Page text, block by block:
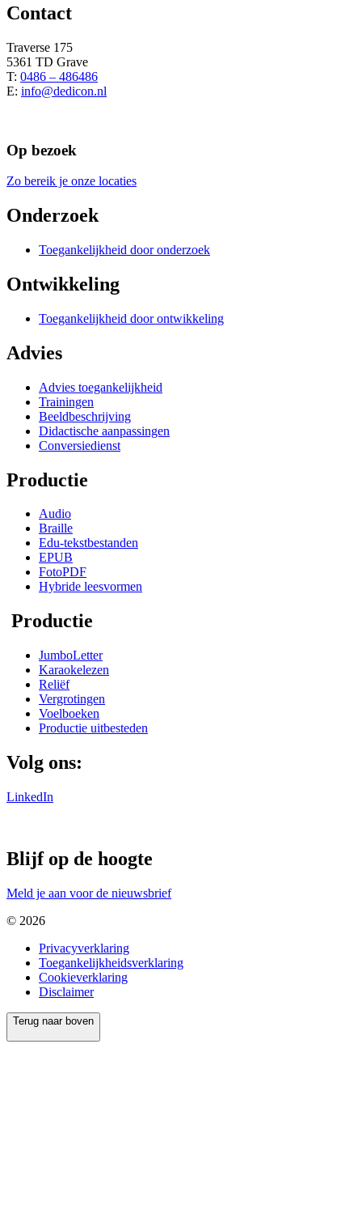
Contact
Traverse 175
5361 TD Grave
T: 0486 – 486486
E: info@dedicon.nl
Op bezoek
Zo bereik je onze locaties
Onderzoek
Toegankelijkheid door onderzoek
Ontwikkeling
Toegankelijkheid door ontwikkeling
Advies
Advies toegankelijkheid
Trainingen
Beeldbeschrijving
Didactische aanpassingen
Conversiedienst
Productie
Audio
Braille
Edu-tekstbestanden
EPUB
FotoPDF
Hybride leesvormen
Productie
JumboLetter
Karaokelezen
Reliëf
Vergrotingen
Voelboeken
Productie uitbesteden
Volg ons:
LinkedIn
Blijf op de hoogte
Meld je aan voor de nieuwsbrief
© 2026
Privacyverklaring
Toegankelijkheidsverklaring
Cookieverklaring
Disclaimer
Terug naar boven